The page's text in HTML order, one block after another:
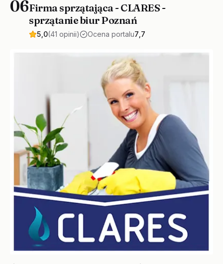
06Firma sprzątająca - CLARES -
sprzątanie biur Poznań
5,0(41 opinii) Ocena portalu7,7